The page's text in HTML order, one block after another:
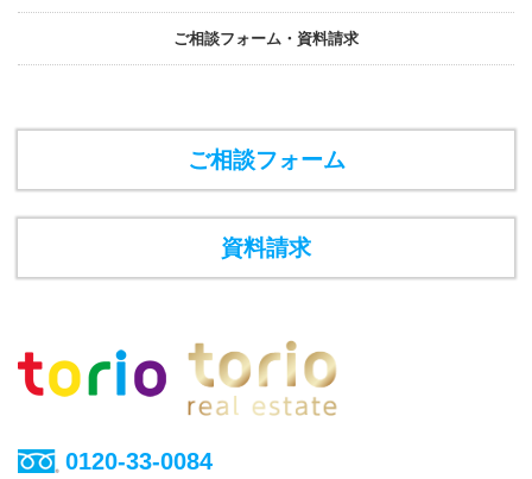
ご相談フォーム・資料請求
ご相談フォーム
資料請求
0120-33-0084